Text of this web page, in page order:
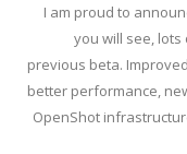
I am proud to
you will see,
previous beta.
better performance,
OpenShot